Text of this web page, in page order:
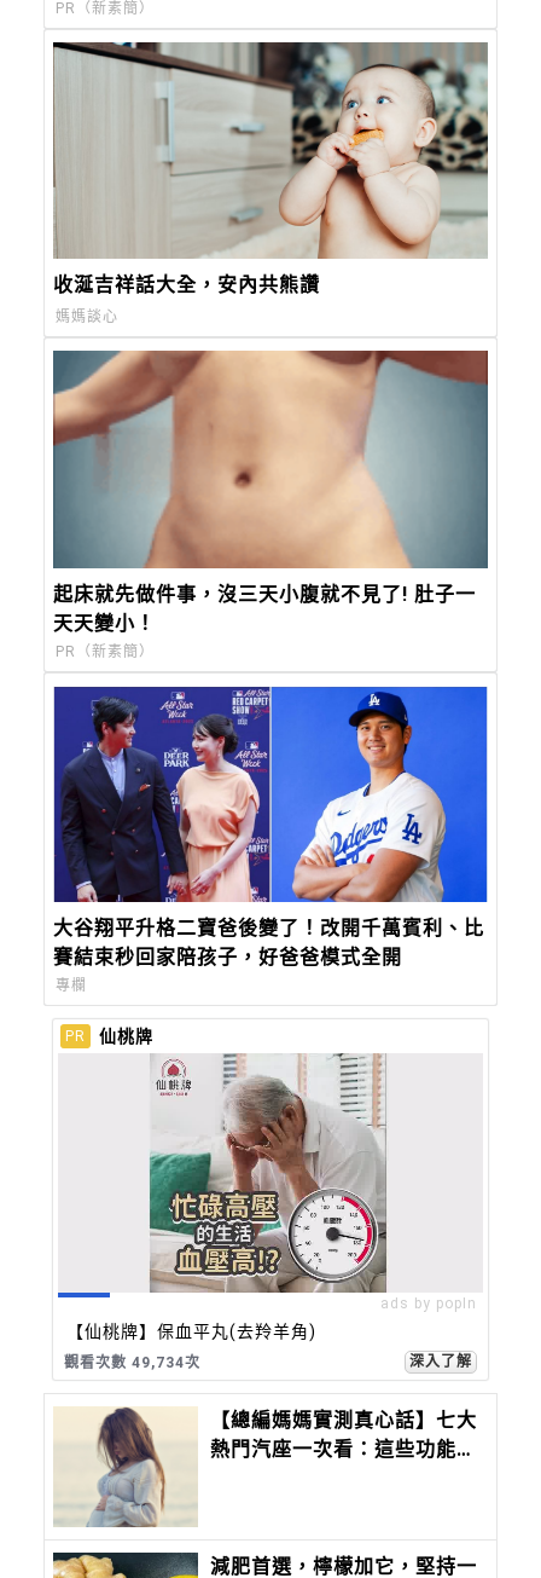
PR（新素簡）
收涎吉祥話大全，安內共熊讚
媽媽談心
起床就先做件事，沒三天小腹就不見了! 肚子一
天天變小！
PR（新素簡）
大谷翔平升格二寶爸後變了！改開千萬賓利、比
賽結束秒回家陪孩子，好爸爸模式全開
專欄
PR 仙桃牌
ads by popIn
【仙桃牌】保血平丸(去羚羊角)
觀看次數 49,734次 深入了解
【總編媽媽實測真心話】七大
熱門汽座一次看：這些功能我
減肥首選，檸檬加它，堅持一